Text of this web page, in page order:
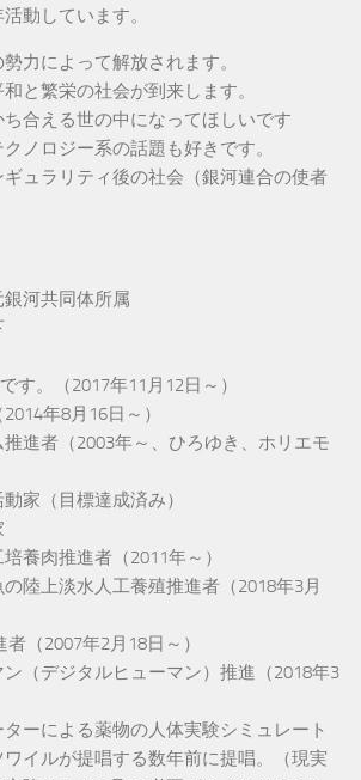
動しています。
力によって解放されます。
と繁栄の社会が到来します。
合える世の中になってほしいです
ノロジー系の話題も好きです。
ュラリティ後の社会（銀河連合の使者
河共同体所属
す。（2017年11月12日～）
年8月16日～）
進者（2003年～、ひろゆき、ホリエモ
家（目標達成済み）
養肉推進者（2011年～）
陸上淡水人工養殖推進者（2018年3月
（2007年2月18日～）
（デジタルヒューマン）推進（2018年3
ーによる薬物の人体実験シミュレート
イルが提唱する数年前に提唱。（現実